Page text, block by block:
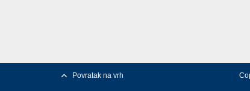
Povratak na vrh